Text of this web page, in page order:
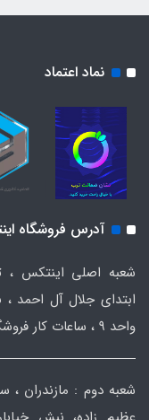
نماد اعتماد
آدرس فروشگاه
شعبه اصلی اینتکس ،
واحد ۹ ، ساعات کار فروشگاه : ۱۰ صبح تا ۹ شب.